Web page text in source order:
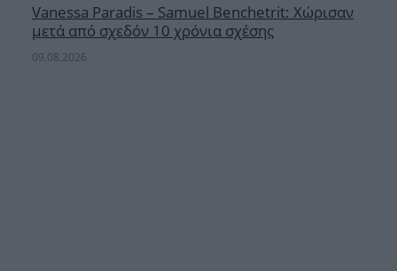
Vanessa Paradis – Samuel Benchetrit: Χώρισαν
μετά από σχεδόν 10 χρόνια σχέσης
09.08.2026